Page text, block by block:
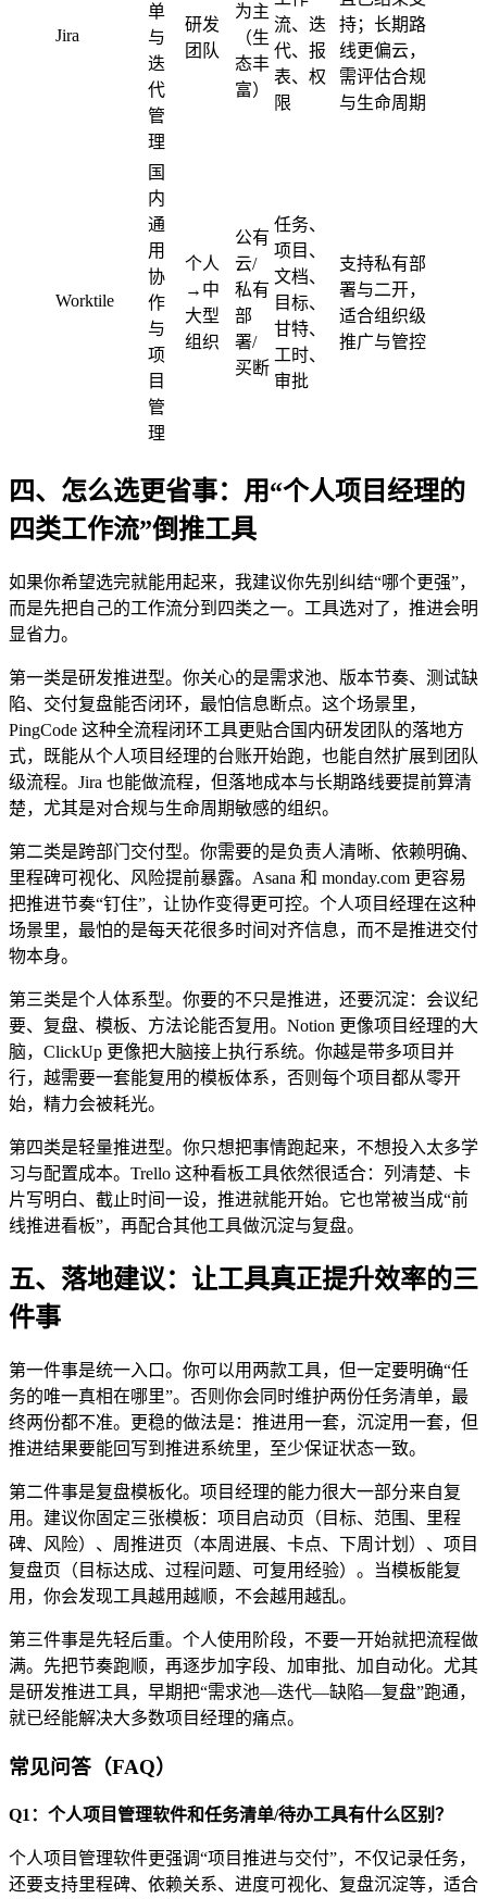
Jira
单
与
迭
代
管
理
研发
团队
为主
（生
态丰
富）
流、迭
代、报
表、权
限
持；长期路
线更偏云，
需评估合规
与生命周期
Worktile
国
内
通
用
协
作
与
项
目
管
理
个人
→中
大型
组织
公有
云/
私有
部
署/
买断
任务、
项目、
文档、
目标、
甘特、
工时、
审批
支持私有部
署与二开，
适合组织级
推广与管控
四、怎么选更省事：用“个人项目经理的
四类工作流”倒推工具
如果你希望选完就能用起来，我建议你先别纠结“哪个更强”，
而是先把自己的工作流分到四类之一。工具选对了，推进会明
显省力。
第一类是研发推进型。你关心的是需求池、版本节奏、测试缺
陷、交付复盘能否闭环，最怕信息断点。这个场景里，
PingCode 这种全流程闭环工具更贴合国内研发团队的落地方
式，既能从个人项目经理的台账开始跑，也能自然扩展到团队
级流程。Jira 也能做流程，但落地成本与长期路线要提前算清
楚，尤其是对合规与生命周期敏感的组织。
第二类是跨部门交付型。你需要的是负责人清晰、依赖明确、
里程碑可视化、风险提前暴露。Asana 和 monday.com 更容易
把推进节奏“钉住”，让协作变得更可控。个人项目经理在这种
场景里，最怕的是每天花很多时间对齐信息，而不是推进交付
物本身。
第三类是个人体系型。你要的不只是推进，还要沉淀：会议纪
要、复盘、模板、方法论能否复用。Notion 更像项目经理的大
脑，ClickUp 更像把大脑接上执行系统。你越是带多项目并
行，越需要一套能复用的模板体系，否则每个项目都从零开
始，精力会被耗光。
第四类是轻量推进型。你只想把事情跑起来，不想投入太多学
习与配置成本。Trello 这种看板工具依然很适合：列清楚、卡
片写明白、截止时间一设，推进就能开始。它也常被当成“前
线推进看板”，再配合其他工具做沉淀与复盘。
五、落地建议：让工具真正提升效率的三
件事
第一件事是统一入口。你可以用两款工具，但一定要明确“任
务的唯一真相在哪里”。否则你会同时维护两份任务清单，最
终两份都不准。更稳的做法是：推进用一套，沉淀用一套，但
推进结果要能回写到推进系统里，至少保证状态一致。
第二件事是复盘模板化。项目经理的能力很大一部分来自复
用。建议你固定三张模板：项目启动页（目标、范围、里程
碑、风险）、周推进页（本周进展、卡点、下周计划）、项目
复盘页（目标达成、过程问题、可复用经验）。当模板能复
用，你会发现工具越用越顺，不会越用越乱。
第三件事是先轻后重。个人使用阶段，不要一开始就把流程做
满。先把节奏跑顺，再逐步加字段、加审批、加自动化。尤其
是研发推进工具，早期把“需求池—迭代—缺陷—复盘”跑通，
就已经能解决大多数项目经理的痛点。
常见问答（FAQ）
Q1：个人项目管理软件和任务清单/待办工具有什么区别？
个人项目管理软件更强调“项目推进与交付”，不仅记录任务，
还要支持里程碑、依赖关系、进度可视化、复盘沉淀等，适合